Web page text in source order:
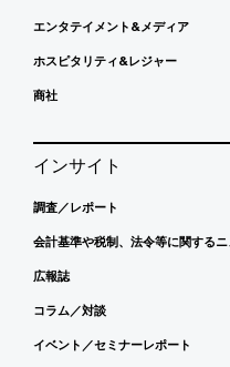
エンタテイメント&メディア
ホスピタリティ&レジャー
商社
インサイト
調査／レポート
会計基準や税制、法令等に関するニ
広報誌
コラム／対談
イベント／セミナーレポート